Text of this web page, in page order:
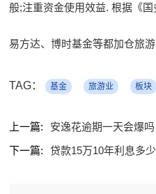
般;注重资金使用效益. 根据《国
易方达、博时基金等都加仓旅
TAG： 基金 旅游业 板块
上一篇:
安逸花逾期一天会爆
下一篇:
贷款15万10年利息多